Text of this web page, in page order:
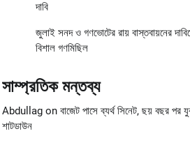
দাবি
জুলাই সনদ ও গণভোটের রায় বাস্তবায়নের
বিশাল গণমিছিল
সাম্প্রতিক মন্তব্য
Abdullagon বাজেট পাসে ব্যর্থ সিনেট, ছয় বছর পর
শাটডাউন